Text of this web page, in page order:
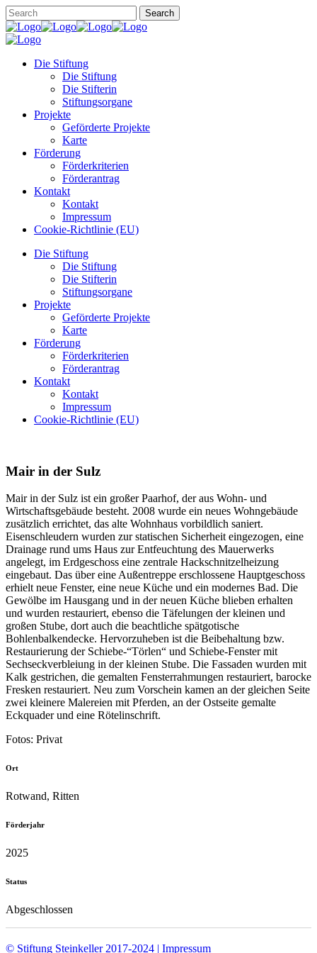
Die Stiftung
Die Stiftung
Die Stifterin
Stiftungsorgane
Projekte
Geförderte Projekte
Karte
Förderung
Förderkriterien
Förderantrag
Kontakt
Kontakt
Impressum
Cookie-Richtlinie (EU)
Die Stiftung
Die Stiftung
Die Stifterin
Stiftungsorgane
Projekte
Geförderte Projekte
Karte
Förderung
Förderkriterien
Förderantrag
Kontakt
Kontakt
Impressum
Cookie-Richtlinie (EU)
Mair in der Sulz
Mair in der Sulz ist ein großer Paarhof, der aus Wohn- und
Wirtschaftsgebäude besteht. 2008 wurde ein neues Wohngebäude
zusätzlich errichtet, das alte Wohnhaus vorbildlich saniert.
Eisenschleudern wurden zur statischen Sicherheit eingezogen, eine
Drainage rund ums Haus zur Entfeuchtung des Mauerwerks
angelegt, im Erdgeschoss eine zentrale Hackschnitzelheizung
eingebaut. Das über eine Außentreppe erschlossene Hauptgeschoss
erhielt neue Fenster, eine neue Küche und ein modernes Bad. Die
Gewölbe im Hausgang und in der neuen Küche blieben erhalten
und wurden restauriert, ebenso die Täfelungen der kleinen und
großen Stube, dort auch die beachtliche spätgotische
Bohlenbalkendecke. Hervorzuheben ist die Beibehaltung bzw.
Restaurierung der Schiebe-“Törlen“ und Schiebe-Fenster mit
Sechseckverbleiung in der kleinen Stube. Die Fassaden wurden mit
Kalk gestrichen, die gemalten Fensterrahmungen restauriert, barocke
Fresken restauriert. Neu zum Vorschein kamen an der gleichen Seite
zwei kleinere Malereien mit Pferden, an der Ostseite gemalte
Eckquader und eine Rötelinschrift.
Fotos: Privat
Ort
Rotwand, Ritten
Förderjahr
2025
Status
Abgeschlossen
© Stiftung Steinkeller 2017-2024 | Impressum